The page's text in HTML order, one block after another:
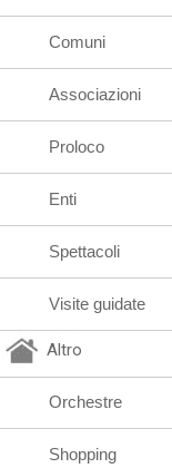
Comuni
Associazioni
Proloco
Enti
Spettacoli
Visite guidate
Altro
Orchestre
Shopping